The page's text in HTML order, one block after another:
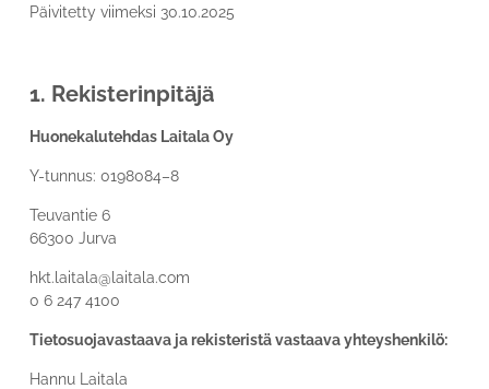
Päivitetty viimeksi 30.10.2025
1. Rekisterinpitäjä
Huonekalutehdas Laitala Oy
Y-tunnus: 0198084–8
Teuvantie 6
66300 Jurva
hkt.laitala@laitala.com
0 6 247 4100
Tietosuojavastaava ja rekisteristä vastaava yhteyshenkilö:
Hannu Laitala